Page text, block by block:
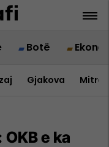
Botë
Gjakova
e ka